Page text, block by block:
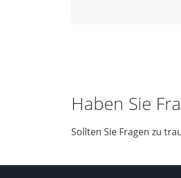
Haben Sie
Sollten Sie Fragen zu